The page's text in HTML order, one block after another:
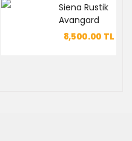
Siena Rustik
Avangard
Sandalye
8,500.00 TL